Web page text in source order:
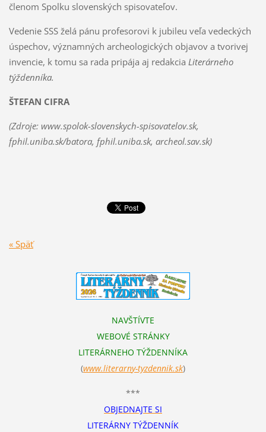
členom Spolku slovenských spisovateľov.
Vedenie SSS želá pánu profesorovi k jubileu veľa vedeckých
úspechov, významných archeologických objavov a tvorivej
invencie, k tomu sa rada pripája aj redakcia Literárneho
týždenníka.
ŠTEFAN CIFRA
(Zdroje: www.spolok-slovenskych-spisovatelov.sk,
fphil.uniba.sk/batora, fphil.uniba.sk, archeol.sav.sk)
« Späť
NAVŠTÍVTE
WEBOVÉ STRÁNKY
LITERÁRNEHO TÝŽDENNÍKA
(www.literarny-tyzdennik.sk)
***
OBJEDNAJTE SI
LITERÁRNY TÝŽDENNÍK